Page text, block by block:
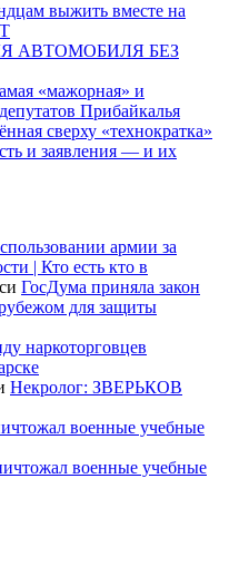
выжить вместе на
АВТОМОБИЛЯ БЕЗ
«мажорная» и
Прибайкалья
сверху «технократка»
и заявления — и их
армии за
| Кто есть кто в
ГосДума приняла закон
для защиты
наркоторговцев
Некролог: ЗВЕРЬКОВ
военные учебные
военные учебные